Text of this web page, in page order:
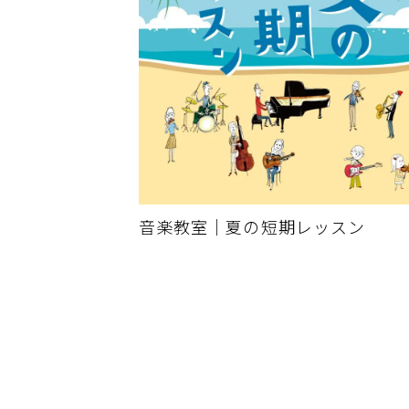
音楽教室｜夏の短期レッスン